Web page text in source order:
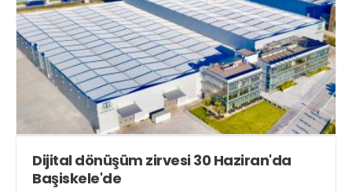
Dijital dönüşüm zirvesi 30 Haziran'da
Başiskele'de